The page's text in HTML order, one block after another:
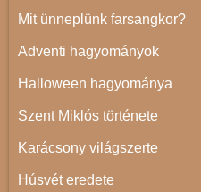
Mit ünneplünk farsangkor?
Adventi hagyományok
Halloween hagyománya
Szent Miklós története
Karácsony világszerte
Húsvét eredete